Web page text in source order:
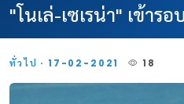
"โนเล่-เซเรน่า" เข้าร
ทั่วไป · 17-02-2021 18